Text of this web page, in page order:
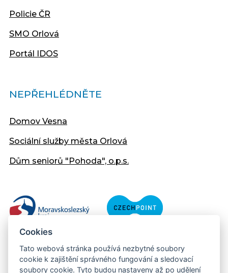
Policie ČR
SMO Orlová
Portál IDOS
NEPŘEHLÉDNĚTE
Domov Vesna
Sociální služby města Orlová
Dům seniorů "Pohoda", o.p.s.
Cookies
Tato webová stránka používá nezbytné soubory
cookie k zajištění správného fungování a sledovací
soubory cookie. Tyto budou nastaveny až po udělení